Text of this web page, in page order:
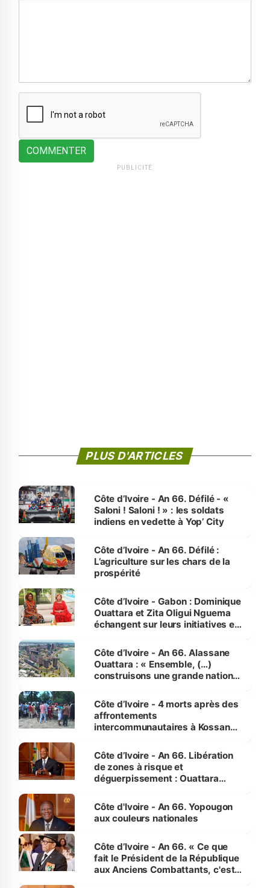
COMMENTER
PUBLICITÉ
PLUS D'ARTICLES
Côte d’Ivoire - An 66. Défilé - «
Saloni ! Saloni ! » : les soldats
indiens en vedette à Yop’ City
Côte d’Ivoire - An 66. Défilé :
L’agriculture sur les chars de la
prospérité
Côte d’Ivoire - Gabon : Dominique
Ouattara et Zita Oligui Nguema
échangent sur leurs initiatives en
enfants
Côte d’Ivoire - An 66. Alassane
Ouattara : « Ensemble, (…)
construisons une grande nation
générations futures »
Côte d’Ivoire - 4 morts après des
affrontements
intercommunautaires à Kossandji
milieu des sinistrés
Côte d’Ivoire - An 66. Libération
de zones à risque et
déguerpissement : Ouattara
l'Etat de droit pour préserver les
vies humaines »
Côte d'Ivoire - An 66. Yopougon
aux couleurs nationales
Côte d’Ivoire - An 66. « Ce que
fait le Président de la République
aux Anciens Combattants, c'est